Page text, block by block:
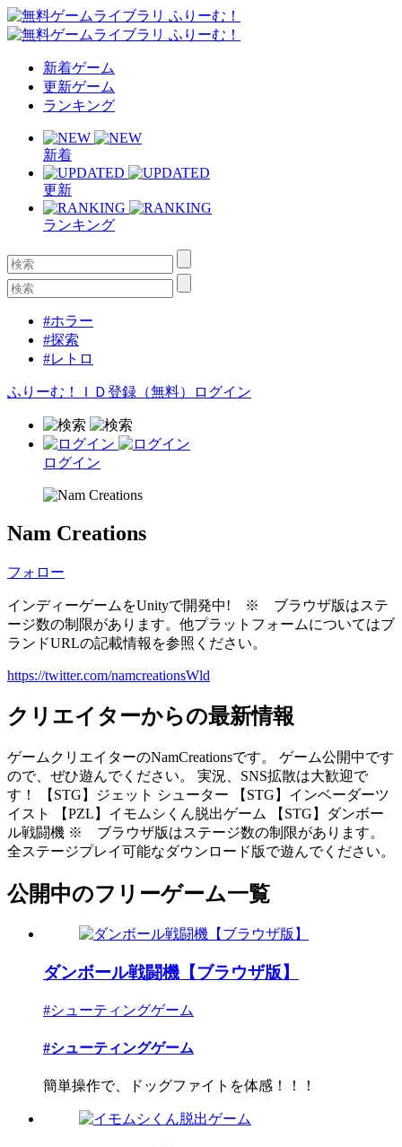
新着ゲーム
更新ゲーム
ランキング
新着
更新
ランキング
#ホラー
#探索
#レトロ
ふりーむ！ＩＤ登録（無料） ログイン
ログイン
Nam Creations
フォロー
インディーゲームをUnityで開発中! ※ ブラウザ版はステ
ージ数の制限があります。他プラットフォームについてはブ
ランドURLの記載情報を参照ください。
https://twitter.com/namcreationsWld
クリエイターからの最新情報
ゲームクリエイターのNamCreationsです。 ゲーム公開中です
ので、ぜひ遊んでください。 実況、SNS拡散は大歓迎で
す！ 【STG】ジェット シューター 【STG】インベーダーツ
イスト 【PZL】イモムシくん脱出ゲーム 【STG】ダンボー
ル戦闘機 ※ ブラウザ版はステージ数の制限があります。
全ステージプレイ可能なダウンロード版で遊んでください。
公開中のフリーゲーム一覧
ダンボール戦闘機【ブラウザ版】
#シューティングゲーム
#シューティングゲーム
簡単操作で、ドッグファイトを体感！！！